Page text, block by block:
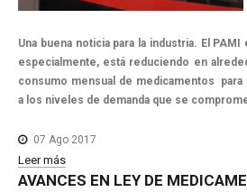
Una buena noticia para la industria. El
especialmente, está reduciendo en
consumo mensual de medicamentos para
a los niveles de demanda que se
07 Ago 2017
Leer más
AVANCES EN LEY DE